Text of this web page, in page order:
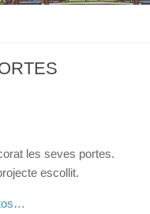
les seves portes.
escollit.